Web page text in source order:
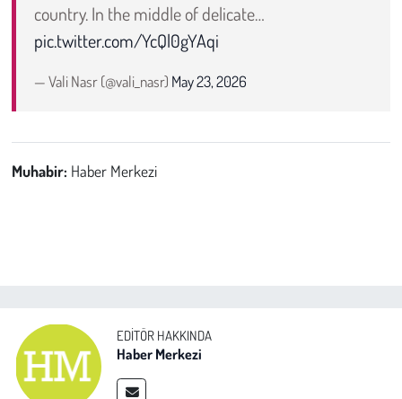
country. In the middle of delicate…
pic.twitter.com/YcQl0gYAqi
— Vali Nasr (@vali_nasr) May 23, 2026
Muhabir: Haber Merkezi
EDITÖR HAKKINDA
Haber Merkezi